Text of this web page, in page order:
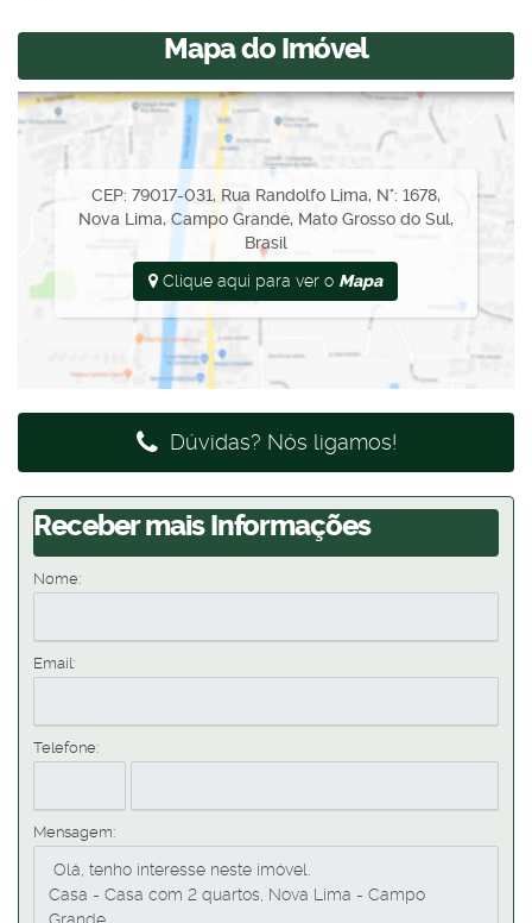
Mapa do Imóvel
CEP: 79017-031, Rua Randolfo Lima, N°: 1678,
Nova Lima, Campo Grande, Mato Grosso do Sul,
Brasil
Clique aqui para ver o Mapa
Dúvidas? Nós ligamos!
Receber mais Informações
Nome:
Email:
Telefone:
Mensagem: